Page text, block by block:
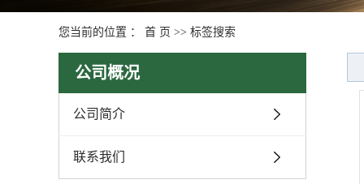
您当前的位置 ： 首 页 >> 标签搜索
公司概况
公司简介
联系我们